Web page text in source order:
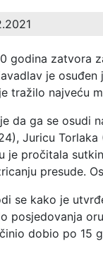
godina zatvora
je
tražilo najveću
da ga se osudi
Juricu
je pročitala
presude.
se kako je
posjedovanja
dobio po 15